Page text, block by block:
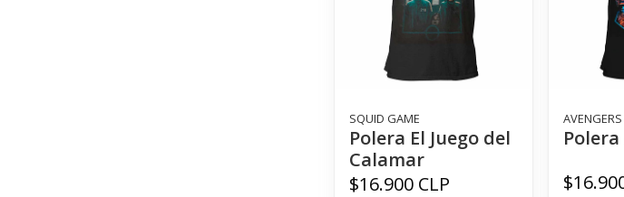
SQUID GAME
Polera El Juego del
Calamar
$16.900 CLP
AVENGERS